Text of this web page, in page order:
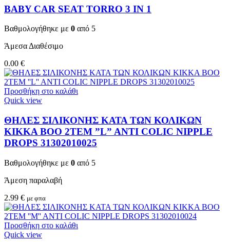
BABY CAR SEAT TORRO 3 ΙΝ 1
Βαθμολογήθηκε με 0 από 5
Άμεσα Διαθέσιμο
0.00 €
Προσθήκη στο καλάθι
Quick view
ΘΗΛΕΣ ΣΙΛΙΚΟΝΗΣ ΚΑΤΑ ΤΩΝ ΚΟΛΙΚΩΝ
KIKKA BOO 2TEM ”L” ANTI COLIC NIPPLE
DROPS 31302010025
Βαθμολογήθηκε με 0 από 5
Άμεση παραλαβή
2.99 € με φπα
Προσθήκη στο καλάθι
Quick view